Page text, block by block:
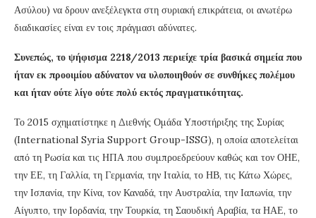
Ασύλου) να δρουν ανεξέλεγκτα στη συριακή επικράτεια, οι ανωτέρω
διαδικασίες είναι εν τοις πράγμασι αδύνατες.
Συνεπώς, το ψήφισμα 2218/2013 περιείχε τρία βασικά σημεία που
ήταν εκ προοιμίου αδύνατον να υλοποιηθούν σε συνθήκες πολέμου
και ήταν ούτε λίγο ούτε πολύ εκτός πραγματικότητας.
Το 2015 σχηματίστηκε η Διεθνής Ομάδα Υποστήριξης της Συρίας
(International Syria Support Group-ISSG), η οποία αποτελείται
από τη Ρωσία και τις ΗΠΑ που συμπροεδρεύουν καθώς και τον ΟΗΕ,
την ΕΕ, τη Γαλλία, τη Γερμανία, την Ιταλία, το ΗΒ, τις Κάτω Χώρες,
την Ισπανία, την Κίνα, τον Καναδά, την Αυστραλία, την Ιαπωνία, την
Αίγυπτο, την Ιορδανία, την Τουρκία, τη Σαουδική Αραβία, τα ΗΑΕ, το